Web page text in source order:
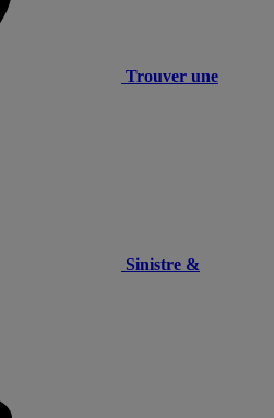
Trouver une
Sinistre &